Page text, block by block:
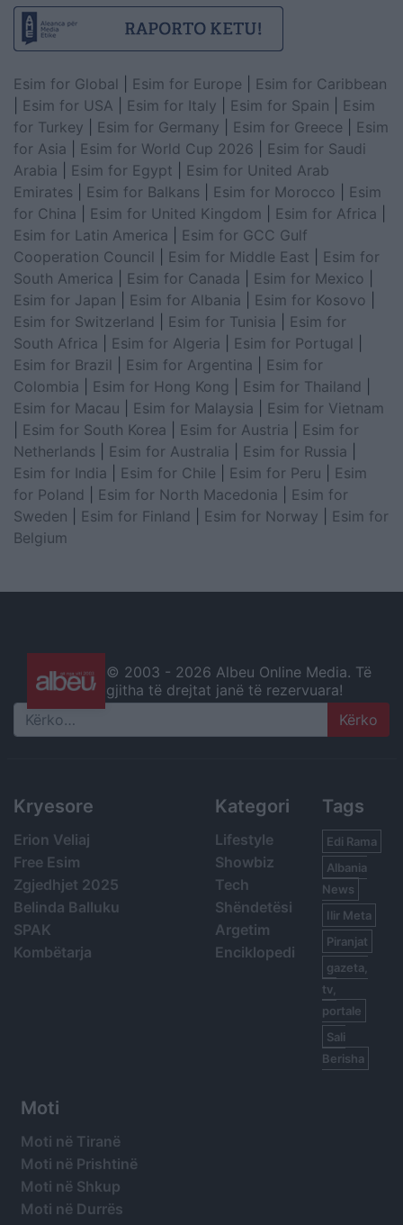
Esim for Global Esim for Europe
Esim for Caribbean
Esim for USA Esim for Italy Esim for Spain
Esim
for Turkey
Esim for Germany Esim for Greece
Esim
for Asia
Esim for World Cup 2026
Esim for Saudi
Arabia
Esim for Egypt
Esim for United Arab
Emirates
Esim for Balkans Esim for Morocco
Esim
for China
Esim for United Kingdom Esim for Africa
Esim for Latin America
Esim for GCC Gulf
Cooperation Council
Esim for Middle East
Esim for
South America
Esim for Canada Esim for Mexico
Esim for Japan
Esim for Albania Esim for Kosovo
Esim for Switzerland
Esim for Tunisia
Esim for
South Africa
Esim for Algeria Esim for Portugal
Esim for Brazil
Esim for Argentina
Esim for
Colombia
Esim for Hong Kong Esim for Thailand
Esim for Macau
Esim for Malaysia
Esim for Vietnam
Esim for South Korea Esim for Austria
Esim for
Netherlands
Esim for Australia Esim for Russia
Esim for India
Esim for Chile Esim for Peru
Esim
for Poland
Esim for North Macedonia
Esim for
Sweden
Esim for Finland Esim for Norway
Esim for
Belgium
© 2003 - 2026 Albeu Online Media. Të
gjitha të drejtat janë të rezervuara!
Search
Kryesore
Erion Veliaj
Free Esim
Zgjedhjet 2025
Belinda Balluku
SPAK
Kombëtarja
Kategori
Lifestyle
Showbiz
Tech
Shëndetësi
Argetim
Enciklopedi
Tags
Edi Rama
Albania
News
Ilir Meta
Piranjat
gazeta,
tv,
portale
Sali
Berisha
Moti
Moti në Tiranë
Moti në Prishtinë
Moti në Shkup
Moti në Durrës